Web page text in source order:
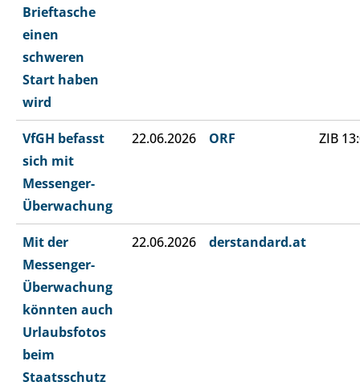
Brieftasche
einen
schweren
Start haben
wird
VfGH befasst
sich mit
Messenger-
Überwachung
22.06.2026 ORF ZIB
Mit der
Messenger-
Überwachung
könnten auch
Urlaubsfotos
beim
Staatsschutz
22.06.2026 derstandard.at